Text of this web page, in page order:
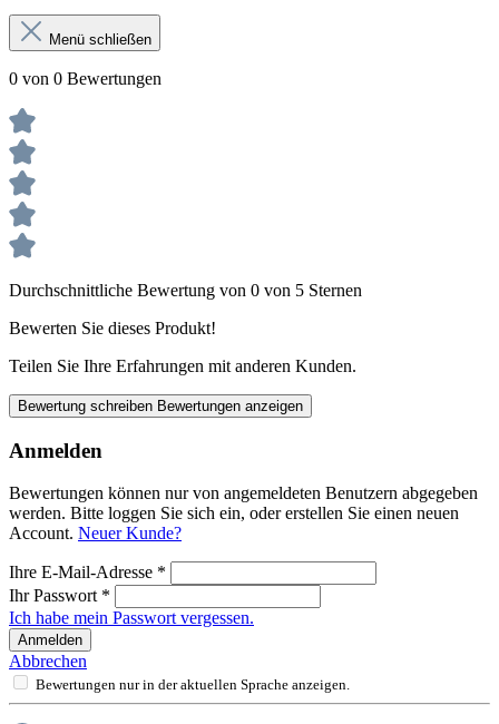
Menü schließen
0 von 0 Bewertungen
Durchschnittliche Bewertung von 0 von 5 Sternen
Bewerten Sie dieses Produkt!
Teilen Sie Ihre Erfahrungen mit anderen Kunden.
Bewertung schreiben Bewertungen anzeigen
Anmelden
Bewertungen können nur von angemeldeten Benutzern abgegeben
werden. Bitte loggen Sie sich ein, oder erstellen Sie einen neuen
Account. Neuer Kunde?
Ihre E-Mail-Adresse *
Ihr Passwort *
Ich habe mein Passwort vergessen.
Anmelden
Abbrechen
Bewertungen nur in der aktuellen Sprache anzeigen.